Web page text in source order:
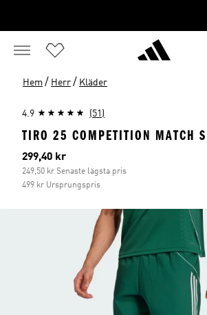
Hem / Herr / Kläder
4.9 (51)
TIRO 25 COMPETITION MATCH
Aktuellt pris
299,40 kr
249,50 kr Senaste lägsta pris
499 kr Ursprungspris